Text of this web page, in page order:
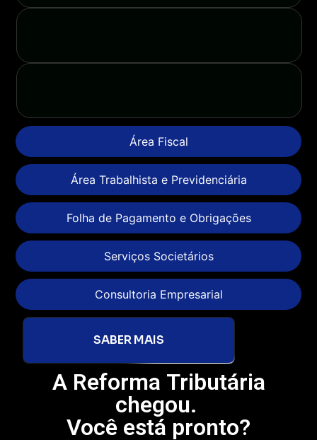
Área Fiscal
Área Trabalhista e Previdenciária
Folha de Pagamento e Obrigações
Serviços Societários
Consultoria Empresarial
SABER MAIS
A Reforma Tributária
chegou.
Você está pronto?